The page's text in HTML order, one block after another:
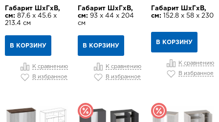
Габарит ШхГхВ,
см: 87.6 х 45.6 х
213.4 см
В КОРЗИНУ
К сравнению
В избранное
Габарит ШхГхВ,
см: 93 х 44 х 204
см
В КОРЗИНУ
К сравнению
В избранное
Габарит ШхГхВ,
см: 152.8 х 58 х 230
В КОРЗИНУ
К сравнению
В избранное